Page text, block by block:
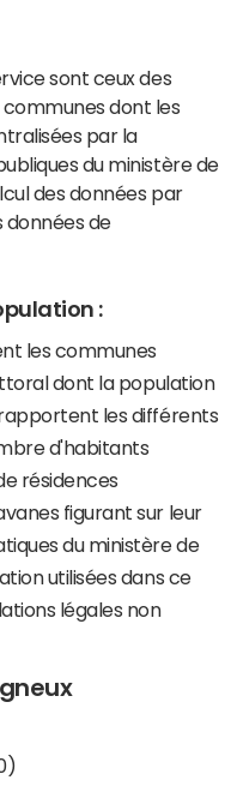
sont ceux des
dont les
par la
du ministère de
des données par
données de
:
les communes
dont la population
les différents
d'habitants
résidences
figurant sur leur
du ministère de
utilisées dans ce
légales non